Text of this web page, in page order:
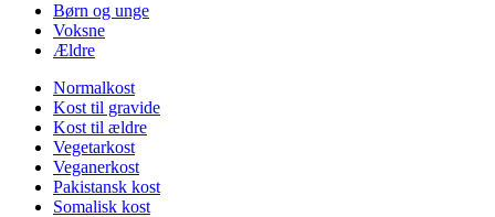
Børn og unge
Voksne
Ældre
Normalkost
Kost til gravide
Kost til ældre
Vegetarkost
Veganerkost
Pakistansk kost
Somalisk kost